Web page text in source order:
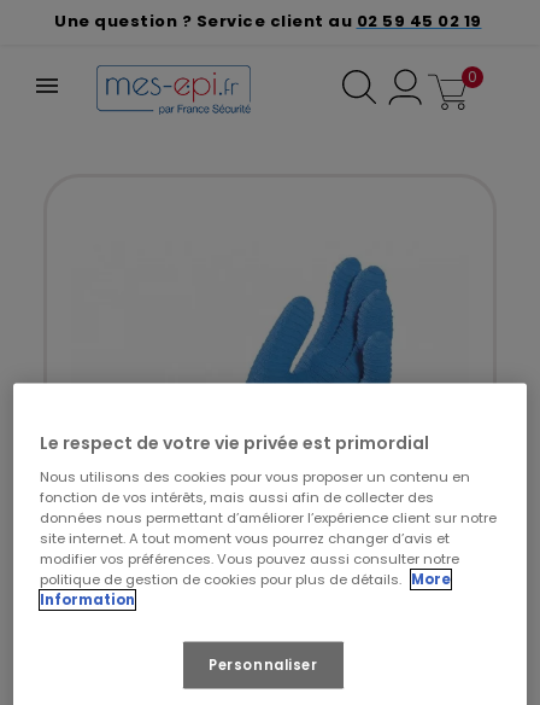
Une question ? Service client au 02 59 45 02 19
0
Le respect de votre vie privée est primordial
Nous utilisons des cookies pour vous proposer un contenu en
fonction de vos intérêts, mais aussi afin de collecter des
données nous permettant d’améliorer l’expérience client sur notre
site internet. A tout moment vous pourrez changer d’avis et
modifier vos préférences. Vous pouvez aussi consulter notre
politique de gestion de cookies pour plus de détails. More
Information
Personnaliser